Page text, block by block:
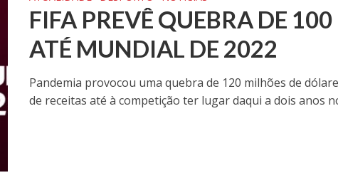
FIFA PREVÊ QUEBRA DE
ATÉ MUNDIAL DE 2022
Pandemia provocou uma quebra de 120 milhões de
de receitas até à competição ter lugar daqui a dois anos